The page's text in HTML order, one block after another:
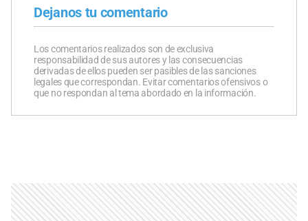
Dejanos tu comentario
Los comentarios realizados son de exclusiva
responsabilidad de sus autores y las consecuencias
derivadas de ellos pueden ser pasibles de las sanciones
legales que correspondan. Evitar comentarios ofensivos o
que no respondan al tema abordado en la información.